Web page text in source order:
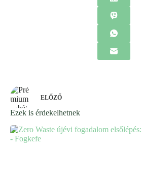
ELŐZŐ
Ezek is érdekelhetnek